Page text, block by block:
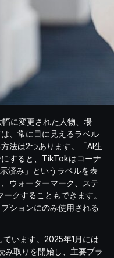
に変更された人物、場
、常に目に見えるラベル
法は2つあります。「AI生
すると、TikTokはコーナ
済み」というラベルを表
ウォーターマーク、ステ
クすることもできます。
ションにのみ使用される
います。2025年1月には
み取りを開始し、主要プラ